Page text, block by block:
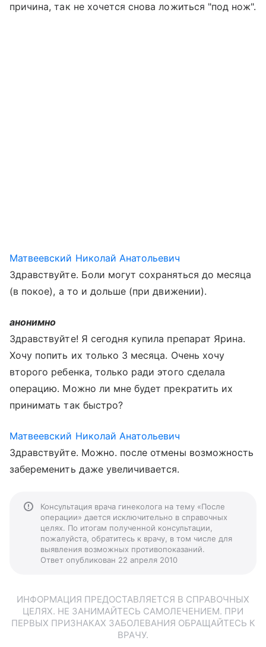
причина, так не хочется снова ложиться "под нож".
Матвеевский Николай Анатольевич
Здравствуйте. Боли могут сохраняться до месяца
(в покое), а то и дольше (при движении).
анонимно
Здравствуйте! Я сегодня купила препарат Ярина.
Хочу попить их только 3 месяца. Очень хочу
второго ребенка, только ради этого сделала
операцию. Можно ли мне будет прекратить их
принимать так быстро?
Матвеевский Николай Анатольевич
Здравствуйте. Можно. после отмены возможность
забеременить даже увеличивается.
Консультация врача гинеколога на тему «После
операции» дается исключительно в справочных
целях. По итогам полученной консультации,
пожалуйста, обратитесь к врачу, в том числе для
выявления возможных противопоказаний.
Ответ опубликован 22 апреля 2010
ИНФОРМАЦИЯ ПРЕДОСТАВЛЯЕТСЯ В СПРАВОЧНЫХ
ЦЕЛЯХ. НЕ ЗАНИМАЙТЕСЬ САМОЛЕЧЕНИЕМ. ПРИ
ПЕРВЫХ ПРИЗНАКАХ ЗАБОЛЕВАНИЯ ОБРАЩАЙТЕСЬ К
ВРАЧУ.